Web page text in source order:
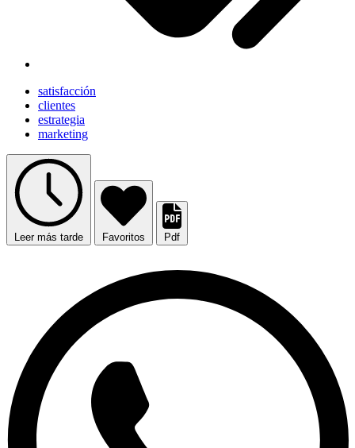
satisfacción
clientes
estrategia
marketing
Leer más tarde Favoritos Pdf